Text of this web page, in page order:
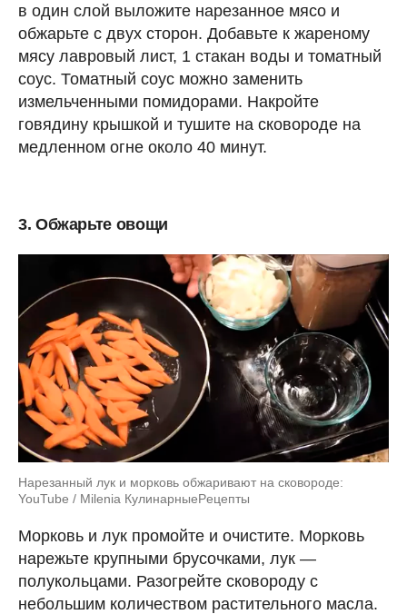
в один слой выложите нарезанное мясо и
обжарьте с двух сторон. Добавьте к жареному
мясу лавровый лист, 1 стакан воды и томатный
соус. Томатный соус можно заменить
измельченными помидорами. Накройте
говядину крышкой и тушите на сковороде на
медленном огне около 40 минут.
3. Обжарьте овощи
Нарезанный лук и морковь обжаривают на сковороде:
YouTube / Milenia КулинарныеPецепты
Морковь и лук промойте и очистите. Морковь
нарежьте крупными брусочками, лук —
полукольцами. Разогрейте сковороду с
небольшим количеством растительного масла.